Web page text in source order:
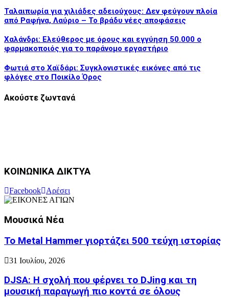
Ταλαιπωρία για χιλιάδες αδειούχους: Δεν φεύγουν πλοία
από Ραφήνα, Λαύριο – Το βράδυ νέες αποφάσεις
Χαλάνδρι: Ελεύθερος με όρους και εγγύηση 50.000 ο
φαρμακοποιός για το παράνομο εργαστήριο
Φωτιά στο Χαϊδάρι: Συγκλονιστικές εικόνες από τις
φλόγες στο Ποικίλο Όρος
Ακούστε ζωντανά
ΚΟΙΝΩΝΙΚΑ ΔΙΚΤΥΑ
Facebook Αρέσει
Μουσικά Νέα
Το Metal Hammer γιορτάζει 500 τεύχη ιστορίας
31 Ιουλίου, 2026
DJSA: Η σχολή που φέρνει το DJing και τη
μουσική παραγωγή πιο κοντά σε όλους